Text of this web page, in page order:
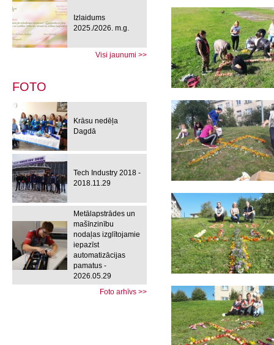
Izlaidums
2025./2026. m.g.
Visi jaunumi >>
FOTO
Krāsu nedēļa
Dagdā
Tech Industry 2018 -
2018.11.29
Metālapstrādes un
mašīnzinību
nodaļas izglītojamie
iepazīst
automatizācijas
pamatus -
2026.05.29
Foto arhīvs >>